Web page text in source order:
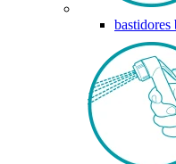
bastidores